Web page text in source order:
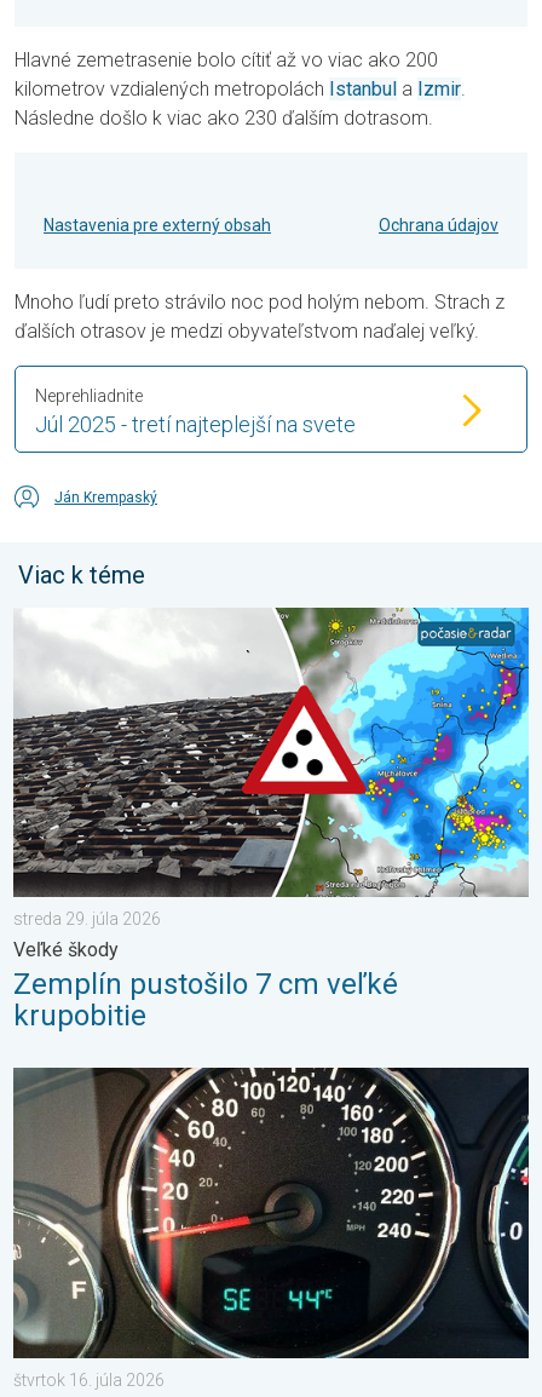
Hlavné zemetrasenie bolo cítiť až vo viac ako 200
kilometrov vzdialených metropolách Istanbul a Izmir.
Následne došlo k viac ako 230 ďalším dotrasom.
Nastavenia pre externý obsah Ochrana údajov
Mnoho ľudí preto strávilo noc pod holým nebom. Strach z
ďalších otrasov je medzi obyvateľstvom naďalej veľký.
Júl 2025 - tretí najteplejší na svete
Neprehliadnite
Ján Krempaský
Viac k téme
Zemplín pustošilo 7 cm veľké krupobitie. Veľké škody. . .
streda 29. júla 2026
Veľké škody
Zemplín pustošilo 7 cm veľké
krupobitie
Je teplota vo vašom aute reálna?. Nenechajte sa oklamať. . .
štvrtok 16. júla 2026